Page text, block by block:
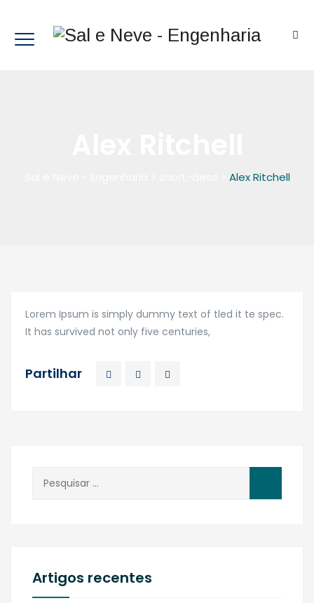
Alex Ritchell
Lorem Ipsum is simply dummy text of tled it te spec.
It has survived not only five centuries,
Partilhar
Artigos recentes